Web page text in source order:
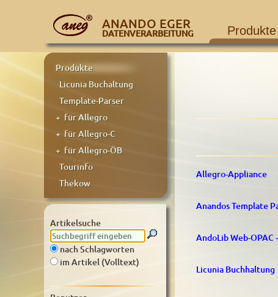
ANANDO EGER
DATENVERARBEITUNG Produkte
Produkte
Licunia Buchaltung
Template-Parser
+ für Allegro
+ für Allegro-C
+ für Allegro-ÖB
Tourinfo
Thekow
Artikelsuche
nach Schlagworten
im Artikel (Volltext)
Allegro-Appliance
Anandos Template
AndoLib Web-
Licunia Buchhaltung